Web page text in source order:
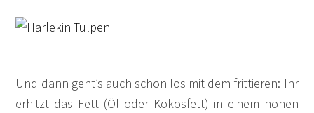
Und dann geht’s auch schon los mit dem frittieren: Ihr
erhitzt das Fett (Öl oder Kokosfett) in einem hohen